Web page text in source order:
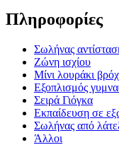
Πληροφορίες
Σωλήνας
Ζώνη ισχίου
Μίνι λουράκι
Εξοπλισμός
Σειρά Γιόγκα
Εκπαίδευση σε
Σωλήνας από
Άλλοι